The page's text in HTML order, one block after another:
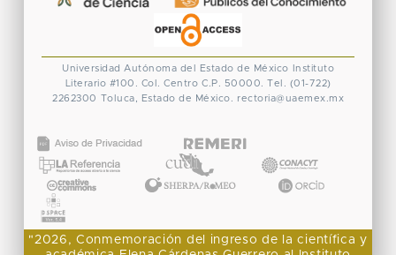
Universidad Autónoma del Estado de México
Instituto
Literario #100. Col. Centro C.P. 50000. Tel. (01-722)
2262300 Toluca, Estado de México. rectoria@uaemex.mx
"2026, Conmemoración del ingreso de la científica y